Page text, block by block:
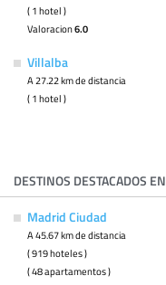
( 1 hotel )
Valoracion6.0
Villalba
A 27.22 km de distancia
( 1 hotel )
DESTINOS DESTACADOS
Madrid Ciudad
A 45.67 km de distancia
( 919 hoteles )
( 48 apartamentos )